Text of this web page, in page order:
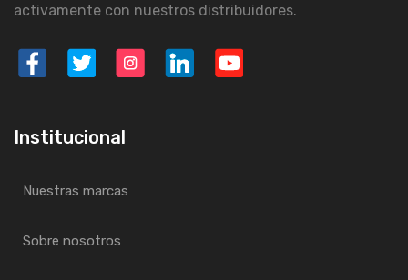
activamente con nuestros distribuidores.
Institucional
Nuestras marcas
Sobre nosotros